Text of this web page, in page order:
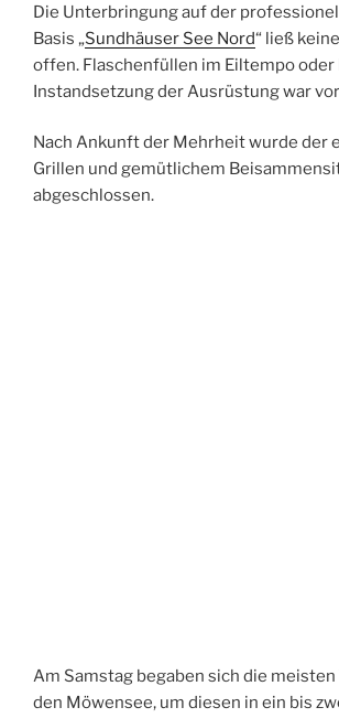
Die Unterbringung auf der
Basis „Sundhäuser See Nord“ ließ
offen. Flaschenfüllen im Eiltempo oder
Instandsetzung der Ausrüstung war
Nach Ankunft der Mehrheit wurde der
Grillen und gemütlichem
abgeschlossen.
Am Samstag begaben sich die meisten
den Möwensee, um diesen in ein bis